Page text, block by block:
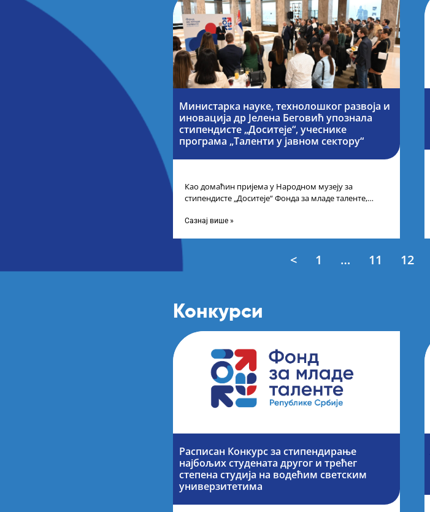
Министарка науке, технолошког развоја и
иновација др Јелена Беговић упознала
стипендисте „Доситеје“, учеснике
програма „Таленти у јавном сектору“
Као домаћин пријема у Народном музеју за
стипендисте „Доситеје“ Фонда за младе таленте,
министарка
Сазнај више »
< 1 … 11 12
Конкурси
Расписан Конкурс за стипендирање
најбољих студената другог и трећег
степена студија на водећим светским
универзитетима